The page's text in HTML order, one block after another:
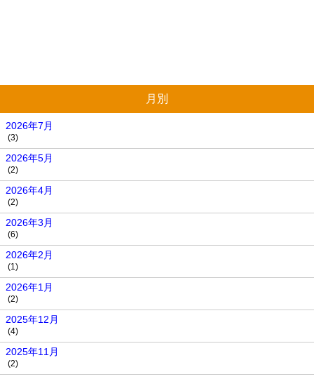
月別
2026年7月
(3)
2026年5月
(2)
2026年4月
(2)
2026年3月
(6)
2026年2月
(1)
2026年1月
(2)
2025年12月
(4)
2025年11月
(2)